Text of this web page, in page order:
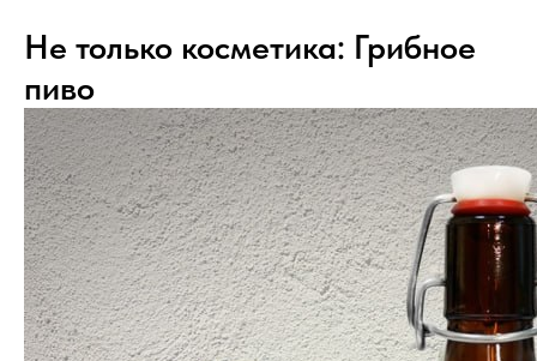
Не только косметика: Грибное
пиво